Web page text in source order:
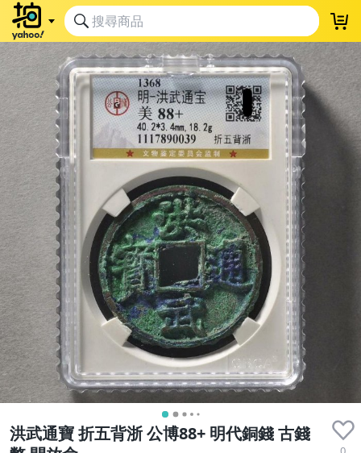
洪武通寶 折五背浙 公博88+ 明代銅錢 古錢